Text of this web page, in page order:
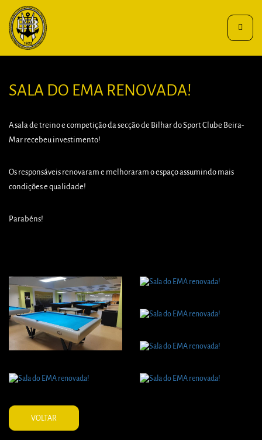
Toggle
SALA DO EMA RENOVADA!
A sala de treino e competição da secção de Bilhar do Sport Clube Beira-
Mar recebeu investimento!
Os responsáveis renovaram e melhoraram o espaço assumindo mais
condições e qualidade!
Parabéns!
VOLTAR